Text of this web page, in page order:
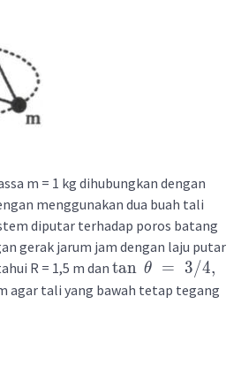
m = 1 kg dihubungkan dengan
menggunakan dua buah tali
diputar terhadap poros batang
gerak jarum jam dengan laju putar
R = 1,5 m dan tan θ = 3/4,
agar tali yang bawah tetap tegang